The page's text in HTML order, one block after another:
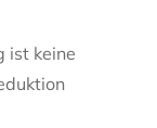
ist keine